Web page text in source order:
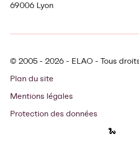
69006 Lyon
© 2005 - 2026 - ELAO - Tous
Plan du site
Mentions légales
Protection des données
🐍